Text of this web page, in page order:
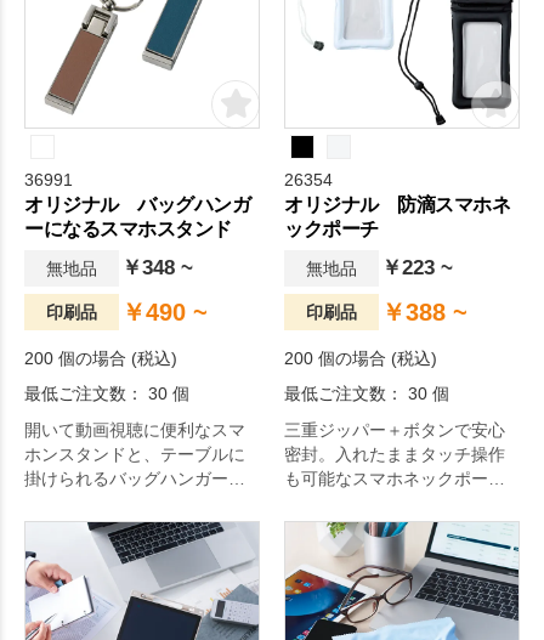
で、ご自身の好きな位置で固
定することが出来ます。
形状にすることができる新し
いタイプのモバイルリングホ
ルダーです。キャラクターグ
ッズやスポーツチームの応援
グッズなど、幅広くご提案頂
けます。
36991
オリジナル バッグハンガ
ーになるスマホスタンド
無地品 ￥348 ~
印刷品 ￥490 ~
200 個の場合 (税込)
最低ご注文数： 30 個
開いて動画視聴に便利なスマ
ホンスタンドと、テーブルに
掛けられるバッグハンガーの
26354
オリジナル 防滴スマホネ
ックポーチ
無地品 ￥223 ~
印刷品 ￥388 ~
200 個の場合 (税込)
最低ご注文数： 30 個
三重ジッパー＋ボタンで安心
密封。入れたままタッチ操作
も可能なスマホネックポーチ
アの必需品。